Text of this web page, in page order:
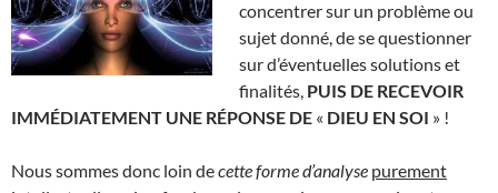
concentrer sur un problème ou
sujet donné, de se questionner
sur d’éventuelles solutions et
finalités, PUIS DE RECEVOIR
IMMÉDIATEMENT UNE RÉPONSE DE « DIEU EN SOI » !
Nous sommes donc loin decette formed’analyse purement